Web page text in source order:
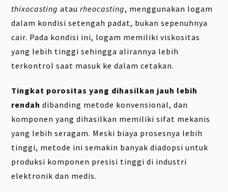
thixocasting ataurheocasting, menggunakan logam
dalam kondisi setengah padat, bukan sepenuhnya
cair. Pada kondisi ini, logam memiliki viskositas
yang lebih tinggi sehingga alirannya lebih
terkontrol saat masuk ke dalam cetakan.
Tingkat porositas yang dihasilkan jauh lebih
rendah dibanding metode konvensional, dan
komponen yang dihasilkan memiliki sifat mekanis
yang lebih seragam. Meski biaya prosesnya lebih
tinggi, metode ini semakin banyak diadopsi untuk
produksi komponen presisi tinggi di industri
elektronik dan medis.